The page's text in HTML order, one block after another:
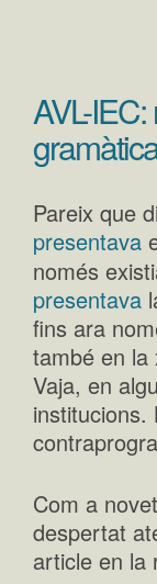
AVL-
Pareix que
presentava
només
presentava
fins ara
també en la
Vaja, en
institucions.
Com a
despertat
article en la